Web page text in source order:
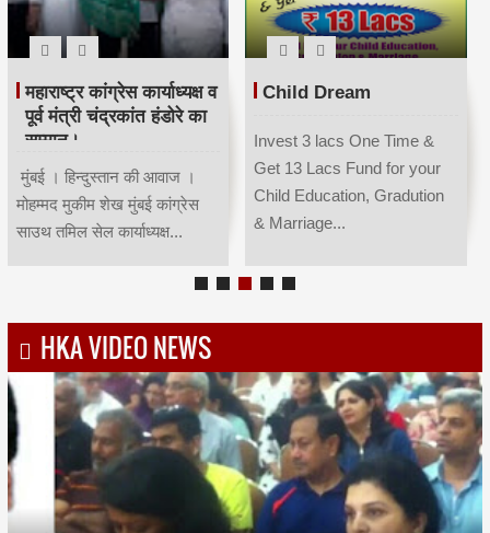
महाराष्ट्र कांग्रेस कार्याध्यक्ष व
पूर्व मंत्री चंद्रकांत हंडोरे का
सम्मान।
मुंबई । हिन्दुस्तान की आवाज ।
मोहम्मद मुकीम शेख मुंबई कांग्रेस
साउथ तमिल सेल कार्याध्यक्ष...
Child Dream
Invest 3 lacs One Time &
Get 13 Lacs Fund for your
Child Education, Gradution
& Marriage...
HKA VIDEO NEWS